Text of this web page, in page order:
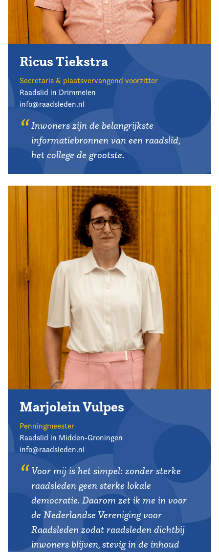
Ricus Tiekstra
Secretaris & plaatsvervangend voorzitter
Raadslid in Drimmelen
info@raadsleden.nl
Inwoners zijn de belangrijkste
informatiebronnen van een raadslid,
het college de grootste.
Marjolein Vulpes
Penningmeester
Raadslid in Midden-Groningen
info@raadsleden.nl
Voor mij is het simpel: zonder sterke
raadsleden geen sterke lokale
democratie. Daarom zet ik me in voor
de Nederlandse Vereniging voor
Raadsleden zodat raadsleden dichtbij
inwoners blijven, stevig in de inhoud